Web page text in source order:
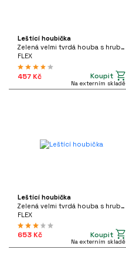
Leštící houbička
Zelená velmi tvrdá houba s hrubou strukturou pěny
FLEX
457 Kč Koupit
Na externím skladě
Leštící houbička
Zelená velmi tvrdá houba s hrubou strukturou pěny
FLEX
653 Kč Koupit
Na externím skladě